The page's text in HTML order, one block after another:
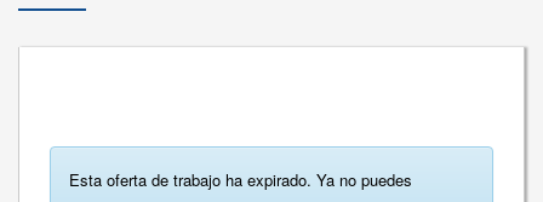
Esta oferta de trabajo ha expirado. Ya no puedes